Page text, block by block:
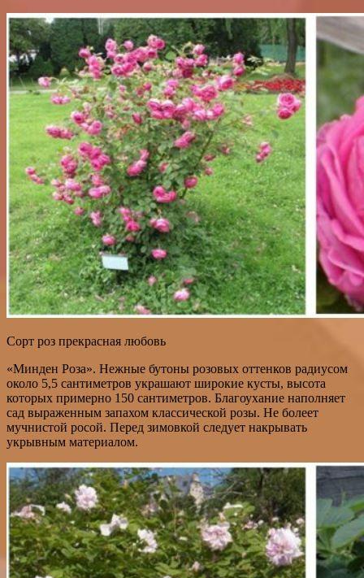
Сорт роз прекрасная любовь
«Минден Роза». Нежные бутоны розовых оттенков радиусом
около 5,5 сантиметров украшают широкие кусты, высота
которых примерно 150 сантиметров. Благоухание наполняет
сад выраженным запахом классической розы. Не болеет
мучнистой росой. Перед зимовкой следует накрывать
укрывным материалом.